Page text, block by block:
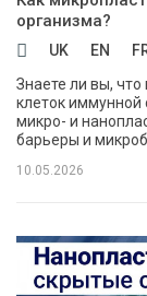
организма?
UK EN
Знаете ли вы,
клеток иммунной
микро- и
барьеры и
10.05.2026